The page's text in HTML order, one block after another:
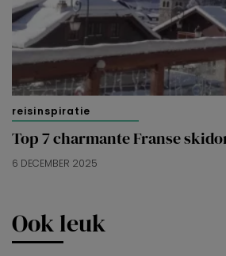
reisinspiratie
Top 7 charmante Franse
6 DECEMBER 2025
Ook leuk